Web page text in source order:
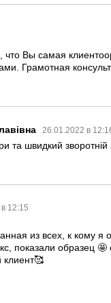
что Вы самая
Грамотная
26.01.2022 в
та швидкий
12:15
из всех, к кому я
показали образец